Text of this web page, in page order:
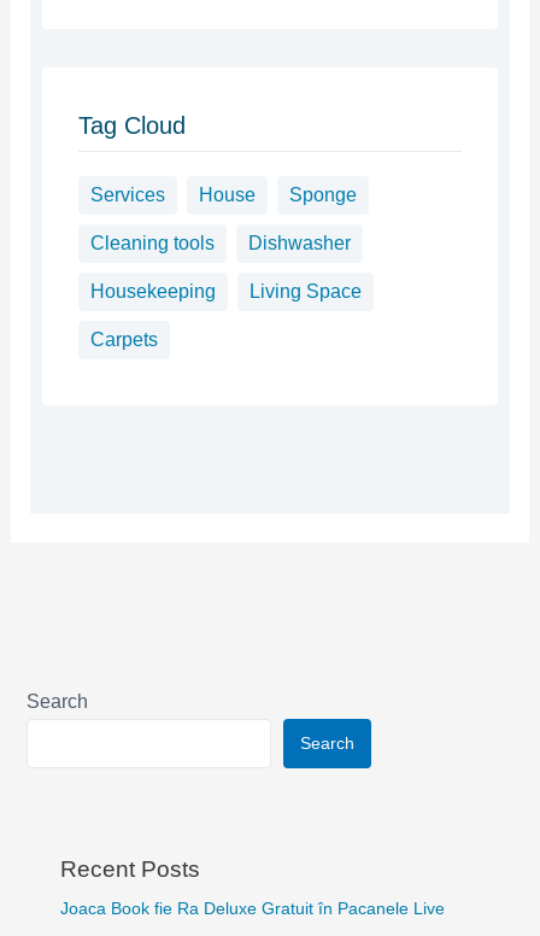
Tag Cloud
Services House Sponge
Cleaning tools Dishwasher
Housekeeping Living Space
Carpets
Search
Search
Recent Posts
Joaca Book fie Ra Deluxe Gratuit în Pacanele Live